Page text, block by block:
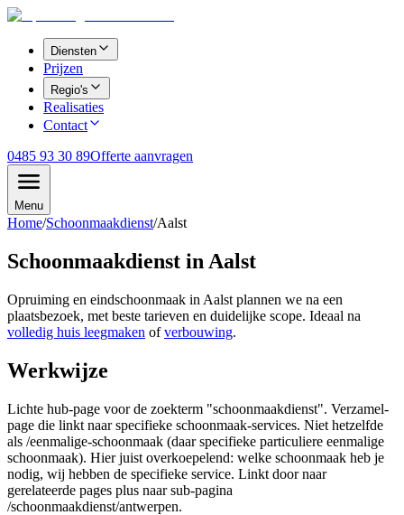
Diensten
Prijzen
Regio's
Realisaties
Contact
0485 93 30 89Offerte aanvragen
Menu
Home/Schoonmaakdienst/Aalst
Schoonmaakdienst in Aalst
Opruiming en eindschoonmaak in Aalst plannen we na een
plaatsbezoek, met beste tarieven en duidelijke scope. Ideaal na
volledig huis leegmaken of verbouwing.
Werkwijze
Lichte hub-page voor de zoekterm "schoonmaakdienst". Verzamel-
page die linkt naar specifieke schoonmaak-services. Niet hetzelfde
als /eenmalige-schoonmaak (daar specifieke particuliere eenmalige
schoonmaak). Hier juist overkoepelend: welke schoonmaak heb je
nodig, wij hebben de specifieke service. Linkt door naar
gerelateerde pages plus naar sub-pagina
/schoonmaakdienst/antwerpen.